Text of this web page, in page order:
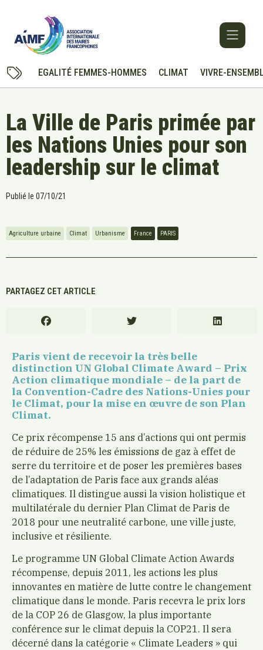
EGALITÉ FEMMES-HOMMES CLIMAT VIVRE-
La Ville de Paris primée par
les Nations Unies pour son
leadership sur le climat
Publié le 07/10/21
Agriculture urbaine Climat Urbanisme France PARIS
PARTAGEZ CET ARTICLE
Paris vient de recevoir la très belle
distinction UN Global Climate Award – Prix
Action climatique mondiale – de la part de
la Convention-Cadre des Nations-Unies pour
le Climat, pour la mise en œuvre de son Plan
Climat.
Ce prix récompense 15 ans d’actions qui ont permis
de réduire de 25% les émissions de gaz à effet de
serre du territoire et de poser les premières bases
de l’adaptation de Paris face aux grands aléas
climatiques. Il distingue aussi la vision holistique et
multilatérale du dernier Plan Climat de Paris de
2018 pour une neutralité carbone, une ville juste,
inclusive et résiliente.
Le programme UN Global Climate Action Awards
récompense, depuis 2011, les actions les plus
innovantes en matière de lutte contre le changement
climatique dans le monde. Paris recevra le prix lors
de la COP 26 de Glasgow, la plus importante
conférence sur le climat depuis la COP21. Il sera
décerné dans la catégorie « Climate Leaders » qui